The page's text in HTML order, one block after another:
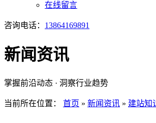
在线留言
咨询电话： 13864169891
新闻资讯
掌握前沿动态 · 洞察行业趋势
当前所在位置： 首页 » 新闻资讯 » 建站知